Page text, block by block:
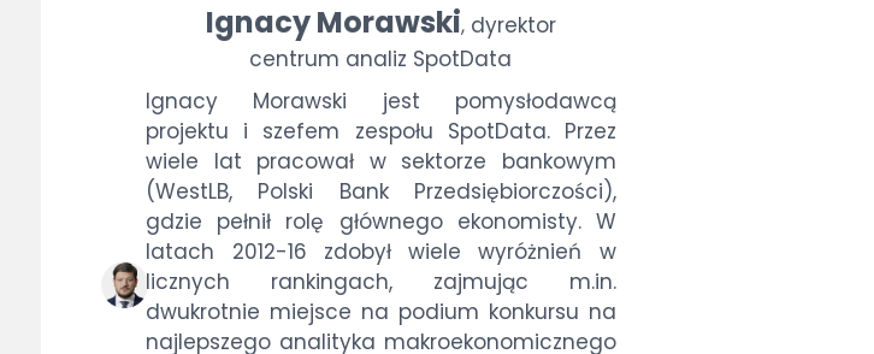
Ignacy Morawski,dyrektor
centrum analiz SpotData
Ignacy Morawski jest pomysłodawcą
projektu i szefem zespołu SpotData. Przez
wiele lat pracował w sektorze bankowym
(WestLB, Polski Bank Przedsiębiorczości),
gdzie pełnił rolę głównego ekonomisty. W
latach 2012-16 zdobył wiele wyróżnień w
licznych rankingach, zajmując m.in.
dwukrotnie miejsce na podium konkursu na
najlepszego analityka makroekonomicznego